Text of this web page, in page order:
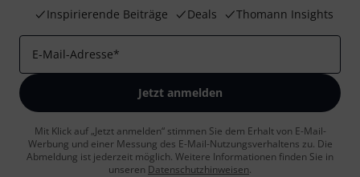
Inspirierende Beiträge
Deals Thomann Insights
E-Mail-Adresse*
Jetzt anmelden
Mit Klick auf „Jetzt anmelden“ stimmen Sie dem Erhalt von E-Mail-
Werbung und einer Messung des E-Mail-Nutzungsverhaltens zu. Die
Abmeldung ist jederzeit möglich. Weitere Informationen finden Sie in
unseren Datenschutzhinweisen.